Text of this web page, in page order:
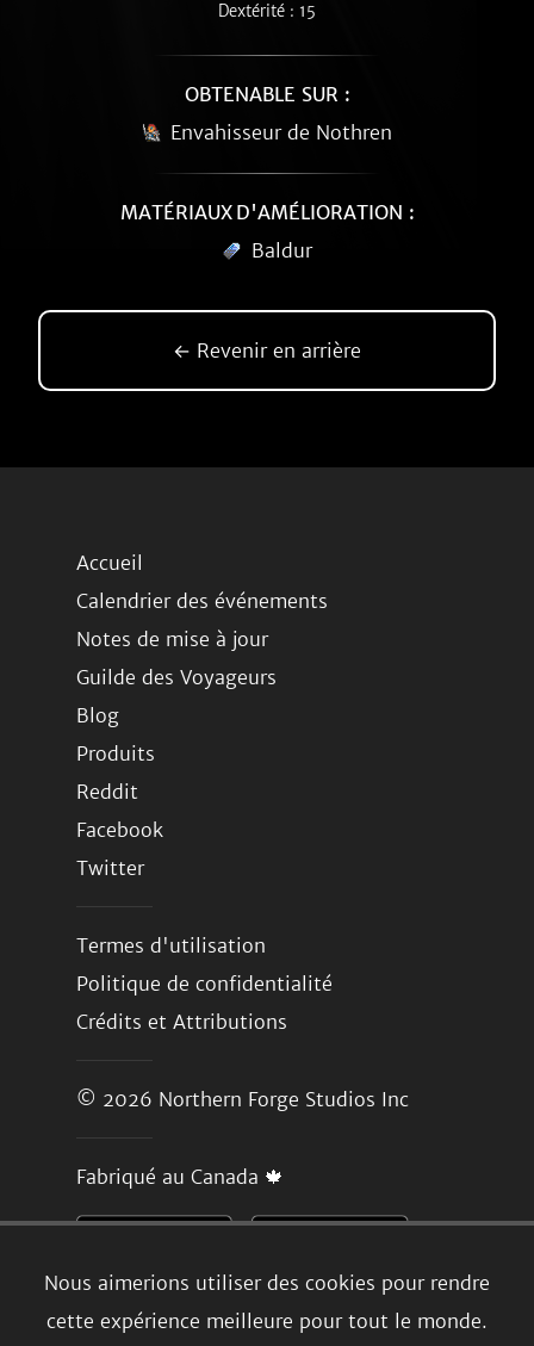
Nous aimerions utiliser des cookies pour rendre
cette expérience meilleure pour tout le monde.
Dextérité : 15
OBTENABLE SUR :
Envahisseur de Nothren
MATÉRIAUX D'AMÉLIORATION :
Baldur
← Revenir en arrière
Accueil
Calendrier des événements
Notes de mise à jour
Guilde des Voyageurs
Blog
Produits
Reddit
Facebook
Twitter
Termes d'utilisation
Politique de confidentialité
Crédits et Attributions
© 2026 Northern Forge Studios Inc
Fabriqué au Canada 🍁